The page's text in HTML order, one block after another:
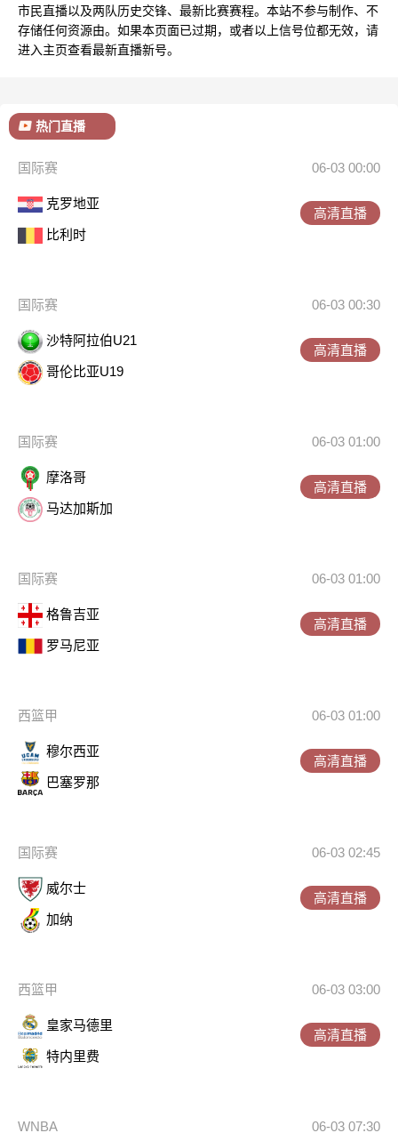
市民直播以及两队历史交锋、最新比赛赛程。本站不参与制作、不
存储任何资源由。如果本页面已过期，或者以上信号位都无效，请
进入主页查看最新直播新号。
热门直播
国际赛 06-03 00:00
克罗地亚
比利时
高清直播
国际赛 06-03 00:30
沙特阿拉伯U21
哥伦比亚U19
高清直播
国际赛 06-03 01:00
摩洛哥
马达加斯加
高清直播
国际赛 06-03 01:00
格鲁吉亚
罗马尼亚
高清直播
西篮甲 06-03 01:00
穆尔西亚
巴塞罗那
高清直播
国际赛 06-03 02:45
威尔士
加纳
高清直播
西篮甲 06-03 03:00
皇家马德里
特内里费
高清直播
WNBA 06-03 07:30